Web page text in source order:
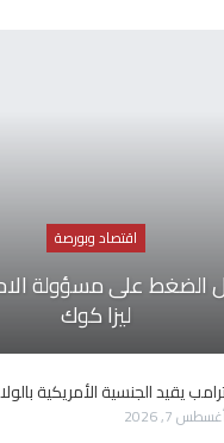
اقتصاد وبورصة
الضغط على مسؤولة
ليزا كوك
يقيد الجنسية الأمريكية
7, 2026